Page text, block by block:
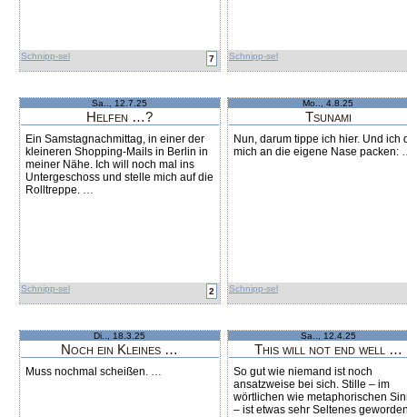
Schnipp-sel
Schnipp-sel 7
Mo.., 4.8.25
Tsunami
Nun, darum tippe ich hier. Und ich
mich an die eigene Nase packen:
Schnipp-sel
Sa.., 12.7.25
Helfen …?
Ein Samstagnachmittag, in einer der
kleineren Shopping-Mails in Berlin in
meiner Nähe. Ich will noch mal ins
Untergeschoss und stelle mich auf die
Rolltreppe.
Schnipp-sel 2
Sa.., 12.4.25
This will not end well …
So gut wie niemand ist noch
ansatzweise bei sich. Stille – im
wörtlichen wie metaphorischen
– ist etwas sehr Seltenes
Di.., 18.3.25
Noch ein Kleines …
Muss nochmal scheißen.